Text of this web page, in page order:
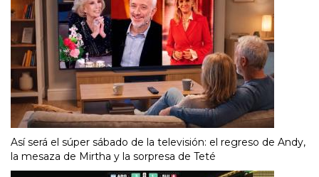
Así será el súper sábado de la televisión: el regreso de Andy,
la mesaza de Mirtha y la sorpresa de Teté